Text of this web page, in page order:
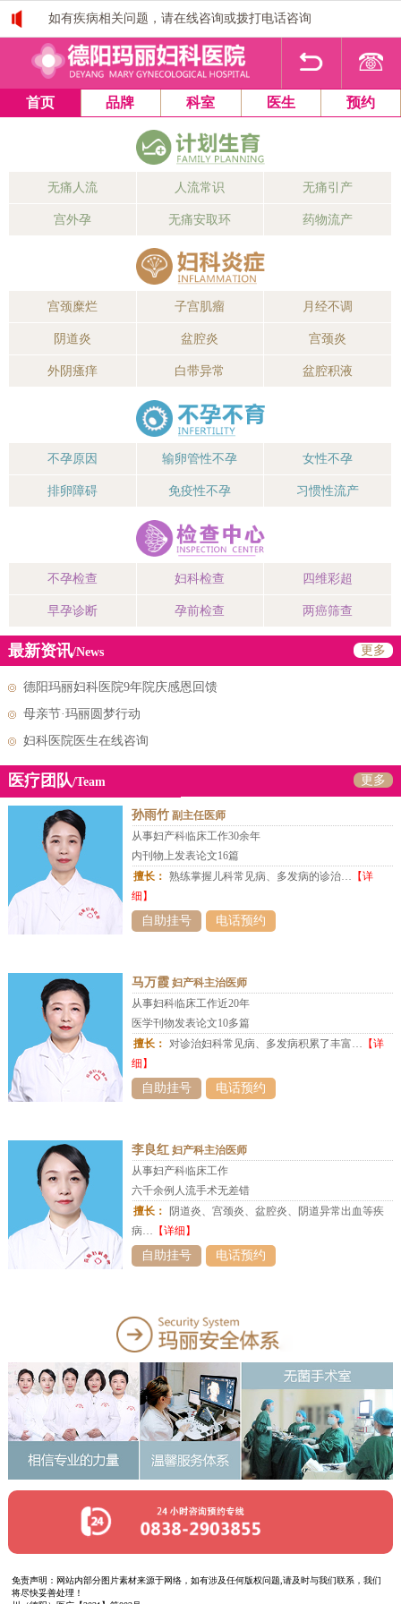
如有疾病相关问题，请在线咨询或拨打电话咨询
1 2 3 4
首页 品牌 科室 医生 预约
无痛人流 人流常识 无痛引产
宫外孕 无痛安取环 药物流产
宫颈糜烂 子宫肌瘤 月经不调
阴道炎 盆腔炎 宫颈炎
外阴瘙痒 白带异常 盆腔积液
不孕原因 输卵管性不孕 女性不孕
排卵障碍 免疫性不孕 习惯性流产
不孕检查 妇科检查 四维彩超
早孕诊断 孕前检查 两癌筛查
最新资讯/News 更多
德阳玛丽妇科医院9年院庆感恩回馈
母亲节·玛丽圆梦行动
妇科医院医生在线咨询
医疗团队/Team 更多
孙雨竹副主任医师
从事妇产科临床工作30余年
内刊物上发表论文16篇
擅长： 熟练掌握儿科常见病、多发病的诊治… 【详
细】
自助挂号 电话预约
马万霞妇产科主治医师
从事妇科临床工作近20年
医学刊物发表论文10多篇
擅长： 对诊治妇科常见病、多发病积累了丰富… 【详
细】
自助挂号 电话预约
李良红妇产科主治医师
从事妇产科临床工作
六千余例人流手术无差错
擅长：
阴道炎、宫颈炎、盆腔炎、阴道异常出血等疾
病… 【详细】
自助挂号 电话预约
免责声明：网站内部分图片素材来源于网络，如有涉及任何版权问题,请及时与我们联系，我们
将尽快妥善处理！